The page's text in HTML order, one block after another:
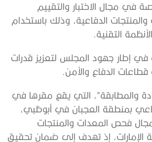
في مجال الاختبار والتقييم
والمنتجات الدفاعية، وذلك باستخدام
التقنية.
في إطار جهود المجلس لتعزيز قدرات
الدفاع والأمن.
والمطابقة”، التي يقع مقرها في
بمنطقة العجبان في أبوظبي،
فحص المعدات والمنتجات
الإمارات، إذ تهدف إلى ضمان تحقيق